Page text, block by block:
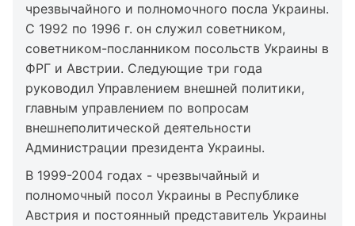
чрезвычайного и полномочного посла Украины.
С 1992 по 1996 г. он служил советником,
советником-посланником посольств Украины в
ФРГ и Австрии. Следующие три года
руководил Управлением внешней политики,
главным управлением по вопросам
внешнеполитической деятельности
Администрации президента Украины.
В 1999-2004 годах - чрезвычайный и
полномочный посол Украины в Республике
Австрия и постоянный представитель Украины